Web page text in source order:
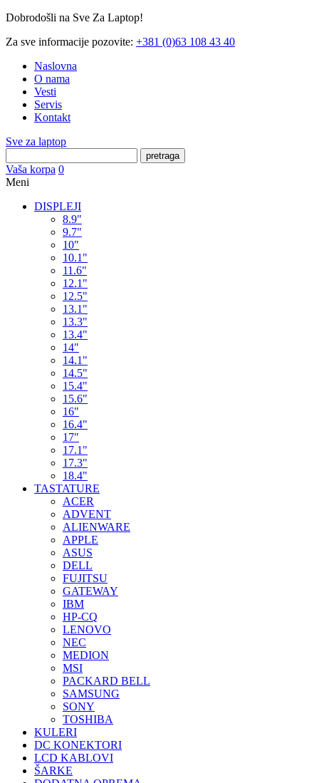
Dobrodošli na Sve Za Laptop!
Za sve informacije pozovite: +381 (0)63 108 43 40
Naslovna
O nama
Vesti
Servis
Kontakt
Sve za laptop
pretraga
Vaša korpa 0
Meni
DISPLEJI
8.9"
9.7"
10"
10.1"
11.6"
12.1"
12.5"
13.1"
13.3"
13.4"
14"
14.1"
14.5"
15.4"
15.6"
16"
16.4"
17"
17.1"
17.3"
18.4"
TASTATURE
ACER
ADVENT
ALIENWARE
APPLE
ASUS
DELL
FUJITSU
GATEWAY
IBM
HP-CQ
LENOVO
NEC
MEDION
MSI
PACKARD BELL
SAMSUNG
SONY
TOSHIBA
KULERI
DC KONEKTORI
LCD KABLOVI
ŠARKE